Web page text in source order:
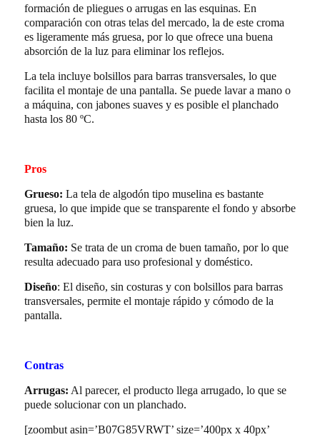
formación de pliegues o arrugas en las esquinas. En
comparación con otras telas del mercado, la de este croma
es ligeramente más gruesa, por lo que ofrece una buena
absorción de la luz para eliminar los reflejos.
La tela incluye bolsillos para barras transversales, lo que
facilita el montaje de una pantalla. Se puede lavar a mano o
a máquina, con jabones suaves y es posible el planchado
hasta los 80 ºC.
Pros
Grueso: La tela de algodón tipo muselina es bastante
gruesa, lo que impide que se transparente el fondo y absorbe
bien la luz.
Tamaño: Se trata de un croma de buen tamaño, por lo que
resulta adecuado para uso profesional y doméstico.
Diseño: El diseño, sin costuras y con bolsillos para barras
transversales, permite el montaje rápido y cómodo de la
pantalla.
Contras
Arrugas: Al parecer, el producto llega arrugado, lo que se
puede solucionar con un planchado.
[zoombut asin=’B07G85VRWT’ size=’400px x 40px’